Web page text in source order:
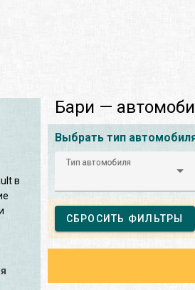
в
Бари —
Выбрать тип
Тип автомобиля
СБРОСИТЬ ФИЛЬТРЫ